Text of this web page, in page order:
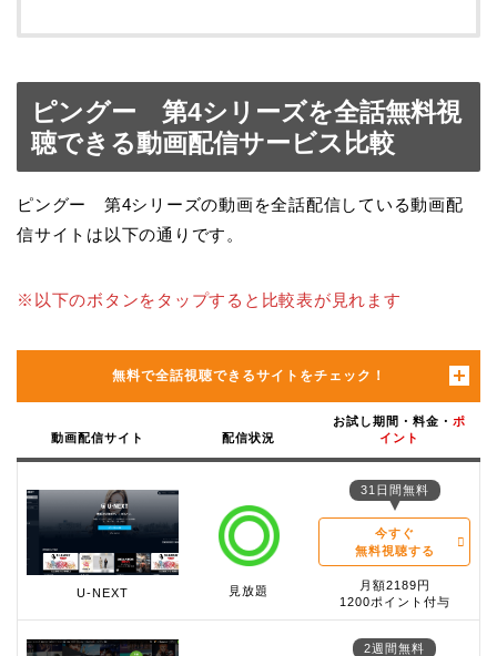
ピングー 第4シリーズを全話無料視
聴できる動画配信サービス比較
ピングー 第4シリーズの動画を全話配信している動画配
信サイトは以下の通りです。
※以下のボタンをタップすると比較表が見れます
無料で全話視聴できるサイトをチェック！
動画配信サイト 配信状況
お試し期間・料金・ ポ
イント
U-NEXT 見放題
31日間無料
今すぐ
無料視聴する
月額2189円
1200ポイント付与
2週間無料